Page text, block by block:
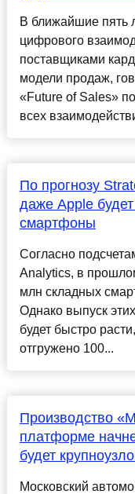
В ближайшие пять
цифрового
поставщиками
модели продаж,
«Future of Sales»
всех
По прогнозу
даже Apple
смартфоны
Согласно
Analytics, в
млн складных
Однако выпуск
будет быстро
отгружено 100...
Производство
платформе
будет
Московский